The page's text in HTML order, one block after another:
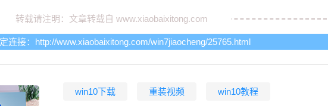
转载请注明：文章转载自 www.xiaobaixitong.com
连接： http://www.xiaobaixitong.com/win7jiaocheng/25765.html
win10下载 重装视频 win10教程